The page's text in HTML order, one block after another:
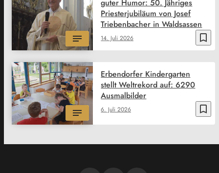
bookmark_border
14. Juli 2026
guter Humor: 50. Jähriges
Priesterjubiläum von Josef
Triebenbacher in Waldsassen
bookmark_border
6. Juli 2026
Erbendorfer Kindergarten
stellt Weltrekord auf: 6290
Ausmalbilder